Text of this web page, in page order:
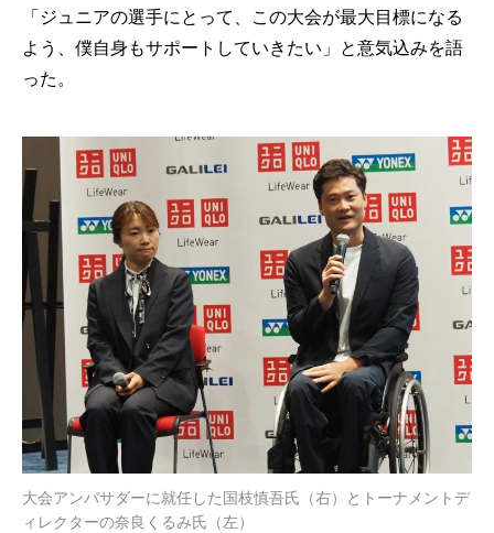
「ジュニアの選手にとって、この大会が最大目標になる
よう、僕自身もサポートしていきたい」と意気込みを語
った。
大会アンバサダーに就任した国枝慎吾氏（右）とトーナメントデ
ィレクターの奈良くるみ氏（左）